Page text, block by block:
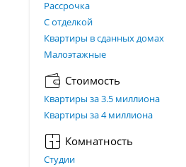
Рассрочка
С отделкой
Квартиры в сданных домах
Малоэтажные
Стоимость
Квартиры за 3.5 миллиона
Квартиры за 4 миллиона
Комнатность
Студии